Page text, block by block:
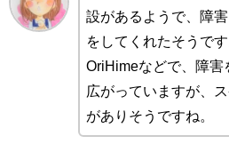
設があるようで、障
をしてくれたそうです
OriHimeなどで、障害
広がっていますが、
がありそうですね。